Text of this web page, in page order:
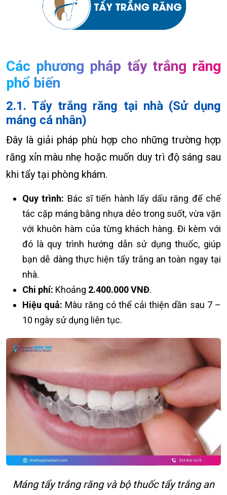
Các phương pháp tẩy trắng răng
phổ biến
2.1. Tẩy trắng răng tại nhà (Sử dụng
máng cá nhân)
Đây là giải pháp phù hợp cho những trường hợp
răng xỉn màu nhẹ hoặc muốn duy trì độ sáng sau
khi tẩy tại phòng khám.
Quy trình: Bác sĩ tiến hành lấy dấu răng để chế
tác cặp máng bằng nhựa dẻo trong suốt, vừa vặn
với khuôn hàm của từng khách hàng. Đi kèm với
đó là quy trình hướng dẫn sử dụng thuốc, giúp
bạn dễ dàng thực hiện tẩy trắng an toàn ngay tại
nhà.
Chi phí: Khoảng 2.400.000 VNĐ.
Hiệu quả: Màu răng có thể cải thiện dần sau 7 –
10 ngày sử dụng liên tục.
Máng tẩy trắng răng và bộ thuốc tẩy trắng an